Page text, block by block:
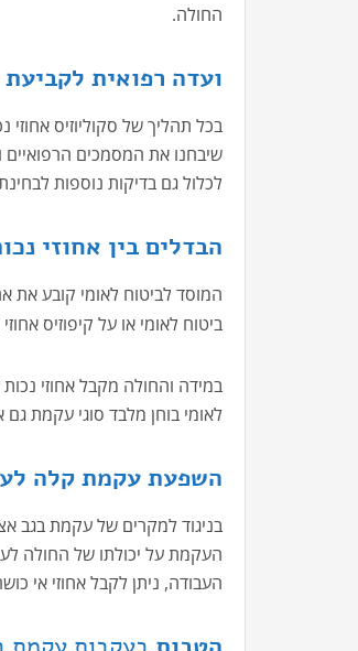
החולה.
ועדה רפואית לקביעת
בכל תהליך של סקוליוזיס אחוזי
שיבחנו את המסמכים הרפואיים
לכלול גם בדיקות נוספות
הבדלים בין אחוזי
המוסד לביטוח לאומי קובע את
ביטוח לאומי או על קיפוזיס
לאומי בוחן מלבד סוגי עקמת
השפעת עקמת קלה
בניגוד למקרים של עקמת בגב
העקמת על יכולתו של החולה
העבודה, ניתן לקבל אחוזי אי